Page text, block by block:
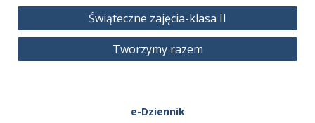
Nawigacja
wpisu
Świąteczne zajęcia-klasa II
Tworzymy razem
e-Dziennik